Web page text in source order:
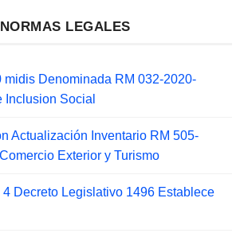
LEGALES
midis Denominada RM 032-2020-
Inclusion Social
Actualización Inventario RM 505-
Exterior y Turismo
4 Decreto Legislativo 1496 Establece